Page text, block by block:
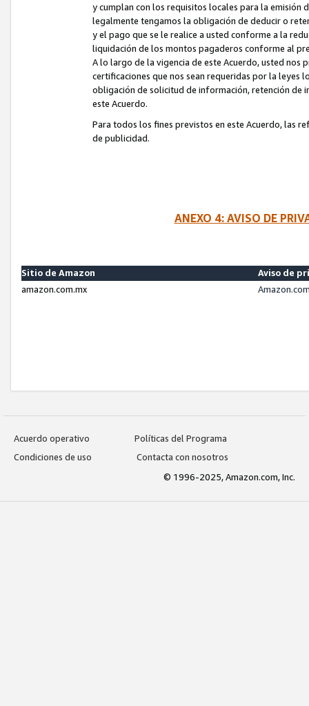
y cumplan con los requisitos locales para la emisión
legalmente tengamos la obligación de deducir o
y el pago que se le realice a usted conforme a la
liquidación de los montos pagaderos conforme al
A lo largo de la vigencia de este Acuerdo, usted
certificaciones que nos sean requeridas por la leyes
obligación de solicitud de información, retención de
este Acuerdo.
Para todos los fines previstos en este Acuerdo, las
de publicidad.
ANEXO 4: AVISO DE
Sitio de Amazon
Aviso de
amazon.com.mx
Acuerdo operativo
Políticas del Programa
Condiciones de uso
Contacta con nosotros
© 1996-2025, Amazon.com, Inc.